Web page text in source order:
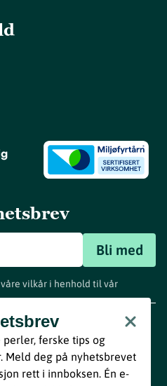
Bli med
vilkår i henhold til vår
ferske tips og
Meld deg på nyhetsbrevet
rett i innboksen. Én e-